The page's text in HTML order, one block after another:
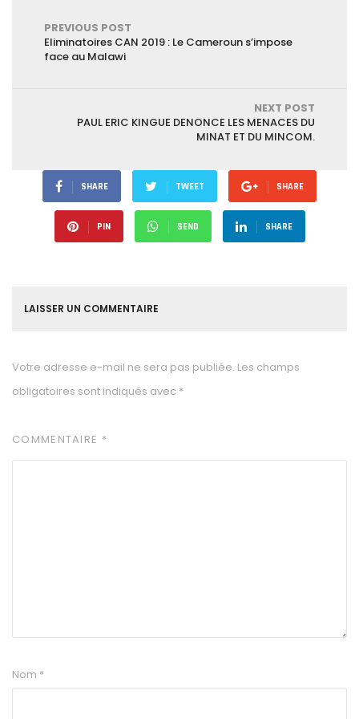
PREVIOUS POST
Eliminatoires CAN 2019 : Le Cameroun s’impose
face au Malawi
NEXT POST
PAUL ERIC KINGUE DENONCE LES MENACES DU
MINAT ET DU MINCOM.
SHARE TWEET SHARE
PIN SEND SHARE
LAISSER UN COMMENTAIRE
Votre adresse e-mail ne sera pas publiée. Les champs
obligatoires sont indiqués avec *
COMMENTAIRE *
Nom *